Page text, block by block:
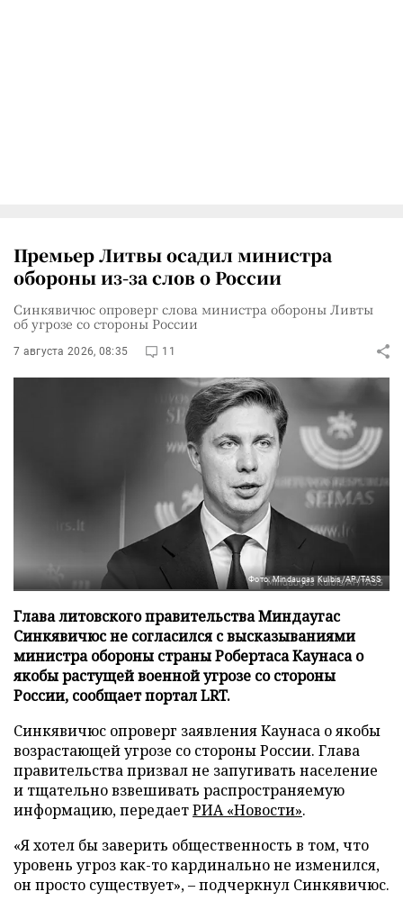
Премьер Литвы осадил министра
обороны из-за слов о России
Синкявичюс опроверг слова министра обороны Ливты
об угрозе со стороны России
7 августа 2026, 08:35 11
Фото: Mindaugas Kulbis/AP/TASS
Глава литовского правительства Миндаугас
Синкявичюс не согласился с высказываниями
министра обороны страны Робертаса Каунаса о
якобы растущей военной угрозе со стороны
России, сообщает портал LRT.
Синкявичюс опроверг заявления Каунаса о якобы
возрастающей угрозе со стороны России. Глава
правительства призвал не запугивать население
и тщательно взвешивать распространяемую
информацию, передаетРИА «Новости».
«Я хотел бы заверить общественность в том, что
уровень угроз как-то кардинально не изменился,
он просто существует», – подчеркнул Синкявичюс.